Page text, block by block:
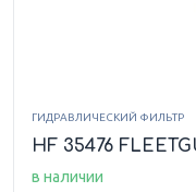
ГИДРАВЛИЧЕСКИЙ ФИЛЬТР
HF 35476
в наличии